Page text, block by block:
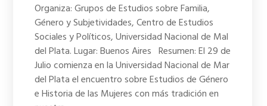
Organiza: Grupos de Estudios sobre Familia,
Género y Subjetividades, Centro de Estudios
Sociales y Políticos, Universidad Nacional de Mal
del Plata. Lugar: Buenos Aires Resumen: El 29 de
Julio comienza en la Universidad Nacional de Mar
del Plata el encuentro sobre Estudios de Género
e Historia de las Mujeres con más tradición en